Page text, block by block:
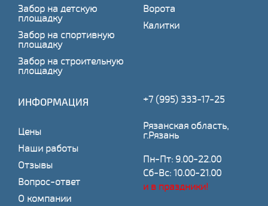
Забор на детскую
площадку
Забор на спортивную
площадку
Забор на строительную
площадку
Ворота
Калитки
ИНФОРМАЦИЯ
Цены
Наши работы
Отзывы
Вопрос-ответ
О компании
+7 (995) 333-17-25
Рязанская область,
г.Рязань
Пн-Пт: 9.00-22.00
Сб-Вс: 10.00-21.00
и в праздники!